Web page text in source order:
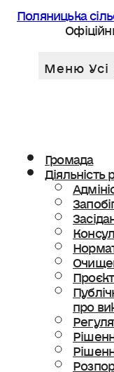
Поляницька
Громада
Діяльність
про